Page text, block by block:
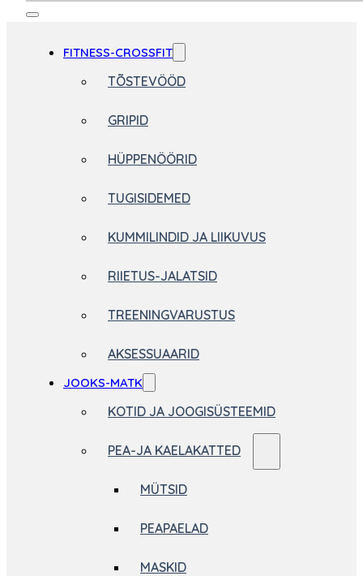
FITNESS-CROSSFIT
TÕSTEVÖÖD
GRIPID
HÜPPENÖÖRID
TUGISIDEMED
KUMMILINDID JA LIIKUVUS
RIIETUS-JALATSID
TREENINGVARUSTUS
AKSESSUAARID
JOOKS-MATK
KOTID JA JOOGISÜSTEEMID
PEA-JA KAELAKATTED
MÜTSID
PEAPAELAD
MASKID